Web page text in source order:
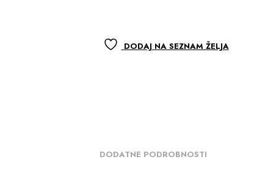
DODAJ NA SEZNAM ŽELJA
DODATNE PODROBNOSTI